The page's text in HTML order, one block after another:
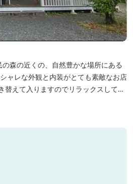
ャレな外観と内装がとても素敵なお店
替えて入りますのでリラックスして食
テーブル席や円卓、外のテラス席など
すく居心地がいいカフェです。 森の
り過ごすことができます。